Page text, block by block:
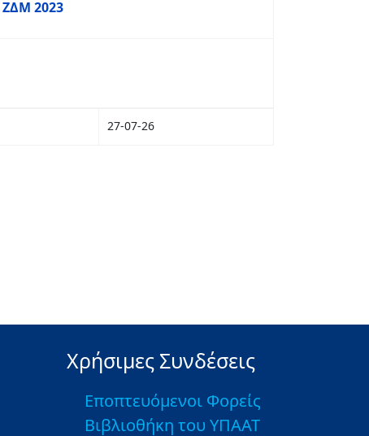
ΖΔΜ 2023
27-07-26
Χρήσιμες Συνδέσεις
Εποπτευόμενοι Φορείς
Βιβλιοθήκη του ΥΠΑΑΤ